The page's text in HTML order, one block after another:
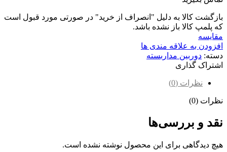
بازگشت کالا به دلیل "انصراف از خرید" در صورتی مورد قبول است
که پلمپ کالا باز نشده باشد.
مقایسه
افزودن به علاقه مندی ها
دسته: دوربین مداربسته
اشتراک گذاری
نظرات (0)
نظرات (0)
نقد و بررسی‌ها
هیچ دیدگاهی برای این محصول نوشته نشده است.